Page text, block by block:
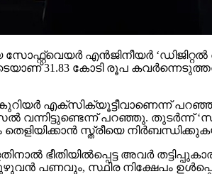
എന്‍ജിനീയര്‍ ‘ഡിജിറ്റല്‍
31.83 കോടി രൂപ
എക്‌സിക്യൂട്ടീവാണെന്ന് പറഞ്ഞ്
പറഞ്ഞു. തുടര്‍ന്ന്
തെളിയിക്കാന്‍ സ്ത്രീയെ
ഭീതിയില്‍പ്പെട്ട അവര്‍
പണവും, സ്ഥിര നിക്ഷേപം